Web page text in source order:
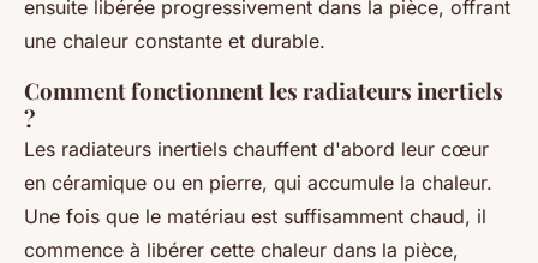
ensuite libérée progressivement dans la pièce, offrant
une chaleur constante et durable.
Comment fonctionnent les radiateurs inertiels
?
Les radiateurs inertiels chauffent d'abord leur cœur
en céramique ou en pierre, qui accumule la chaleur.
Une fois que le matériau est suffisamment chaud, il
commence à libérer cette chaleur dans la pièce,